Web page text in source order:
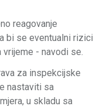
reagovanje
bi se eventualni rizici
- navodi se.
za inspekcijske
nastaviti sa
u skladu sa